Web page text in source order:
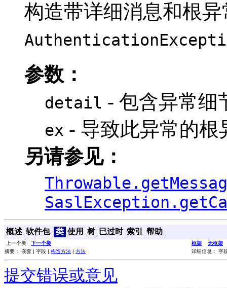
构造带详细消息和根
参数：
detail - 包含异常细
ex - 导致此异常的
另请参见：
概述 软件包 类 使用 树 已过时 索引 帮助
上一个类 下一个类 框架
无框架
摘要： 嵌套 | 字段 | 构造方法 | 方法 详细信息： 字
提交错误或意见